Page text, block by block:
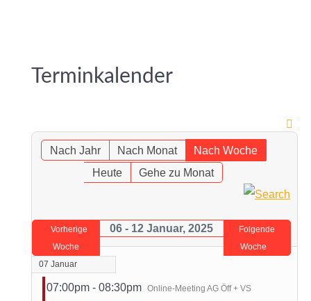
Terminkalender
Nach Jahr Nach Monat
Nach Woche
Heute
Gehe zu Monat
Vorherige
Woche
06 - 12 Januar, 2025
Folgende
Woche
07 Januar
07:00pm - 08:30pm Online-Meeting AG Öff + VS